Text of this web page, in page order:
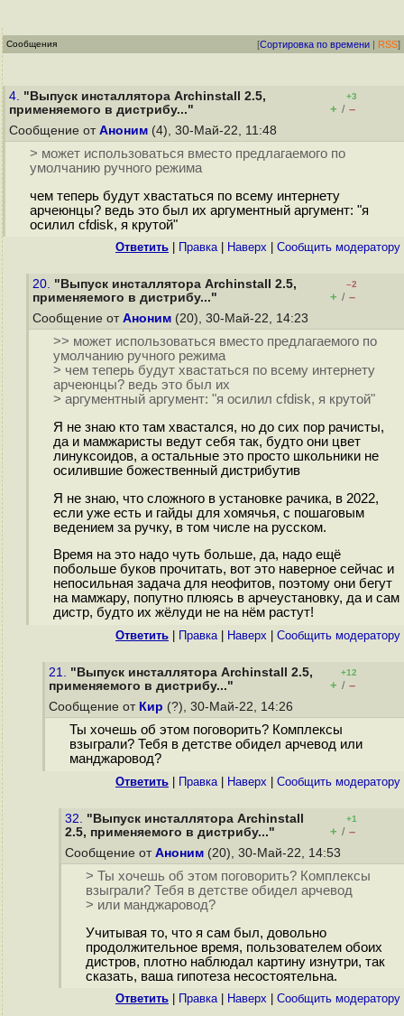
Сообщения [Сортировка по времени | RSS]
4. "Выпуск инсталлятора Archinstall 2.5,
применяемого в дистрибу..."
+3
+ / –
Сообщение от Аноним (4), 30-Май-22, 11:48
> может использоваться вместо предлагаемого по
умолчанию ручного режима
чем теперь будут хвастаться по всему интернету
арчеюнцы? ведь это был их аргументный аргумент: "я
осилил cfdisk, я крутой"
Ответить Правка| Наверх Cообщить модератору
20. "Выпуск инсталлятора Archinstall 2.5,
применяемого в дистрибу..."
–2
+ / –
Сообщение от Аноним (20), 30-Май-22, 14:23
>> может использоваться вместо предлагаемого по
умолчанию ручного режима
> чем теперь будут хвастаться по всему интернету
арчеюнцы? ведь это был их
> аргументный аргумент: "я осилил cfdisk, я крутой"
Я не знаю кто там хвастался, но до сих пор рачисты,
да и мамжаристы ведут себя так, будто они цвет
линуксоидов, а остальные это просто школьники не
осилившие божественный дистрибутив
Я не знаю, что сложного в установке рачика, в 2022,
если уже есть и гайды для хомячья, с пошаговым
ведением за ручку, в том числе на русском.
Время на это надо чуть больше, да, надо ещё
побольше буков прочитать, вот это наверное сейчас и
непосильная задача для неофитов, поэтому они бегут
на мамжару, попутно плюясь в арчеустановку, да и сам
дистр, будто их жёлуди не на нём растут!
Ответить Правка| Наверх Cообщить модератору
21. "Выпуск инсталлятора Archinstall 2.5,
применяемого в дистрибу..."
+12
+ / –
Сообщение от Кир (?), 30-Май-22, 14:26
Ты хочешь об этом поговорить? Комплексы
взыграли? Тебя в детстве обидел арчевод или
манджаровод?
Ответить Правка| Наверх Cообщить модератору
32. "Выпуск инсталлятора Archinstall
2.5, применяемого в дистрибу..."
+1
+ / –
Сообщение от Аноним (20), 30-Май-22, 14:53
> Ты хочешь об этом поговорить? Комплексы
взыграли? Тебя в детстве обидел арчевод
> или манджаровод?
Учитывая то, что я сам был, довольно
продолжительное время, пользователем обоих
дистров, плотно наблюдал картину изнутри, так
сказать, ваша гипотеза несостоятельна.
Ответить Правка| Наверх Cообщить модератору